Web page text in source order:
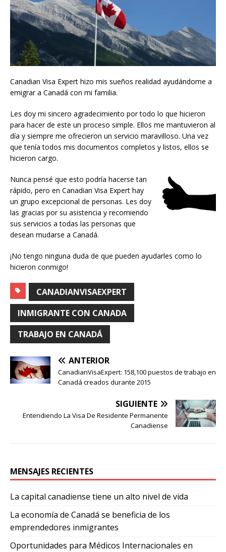
Canadian Visa Expert hizo mis sueños realidad ayudándome a
emigrar a Canadá con mi familia.
Les doy mi sincero agradecimiento por todo lo que hicieron
para hacer de este un proceso simple. Ellos me mantuvieron al
día y siempre me ofrecieron un servicio maravilloso. Una vez
que tenía todos mis documentos completos y listos, ellos se
hicieron cargo.
Nunca pensé que esto podría hacerse tan
rápido, pero en Canadian Visa Expert hay
un grupo excepcional de personas. Les doy
las gracias por su asistencia y recomiendo
sus servicios a todas las personas que
desean mudarse a Canadá.
¡No tengo ninguna duda de que pueden ayudarles como lo
hicieron conmigo!
CANADIANVISAEXPERT
INMIGRANTE CON CANADA
TRABAJO EN CANADÁ
ANTERIOR
CanadianVisaExpert: 158,100 puestos de trabajo en
Canadá creados durante 2015
SIGUIENTE
Entendiendo La Visa De Residente Permanente
Canadiense
MENSAJES RECIENTES
La capital canadiense tiene un alto nivel de vida
La economía de Canadá se beneficia de los
emprendedores inmigrantes
Oportunidades para Médicos Internacionales en